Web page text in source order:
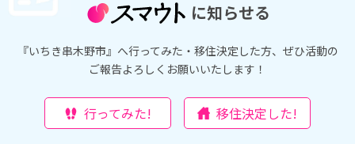
に知らせる
『いちき串木野市』へ行ってみた・移住決定した方、ぜひ活動の
ご報告よろしくお願いいたします！
行ってみた! 移住決定した!